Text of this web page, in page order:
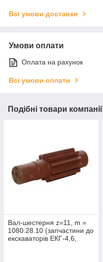
Всі умови доставки
Умови оплати
Оплата на рахунок
Всі умови оплати
Подібні товари компанії
Вал-шестерня z=11, m =
1080.28.10 (запчастини до
екскаваторів ЕКГ-4,6,